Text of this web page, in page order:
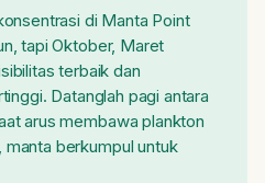
di Manta Point
tapi Oktober, Maret
terbaik dan
Datanglah pagi antara
arus membawa plankton
manta berkumpul untuk